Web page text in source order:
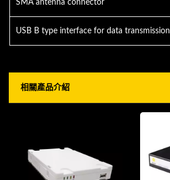
SMA antenna connector
USB B type interface for data transmission
相關產品介紹